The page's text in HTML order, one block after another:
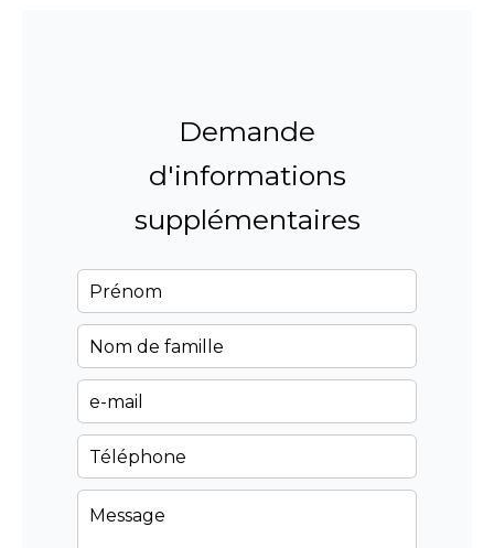
Demande
d'informations
supplémentaires